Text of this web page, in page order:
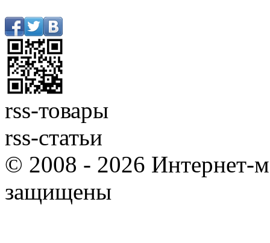
rss-товары
rss-статьи
© 2008 - 2026 Интернет-
защищены